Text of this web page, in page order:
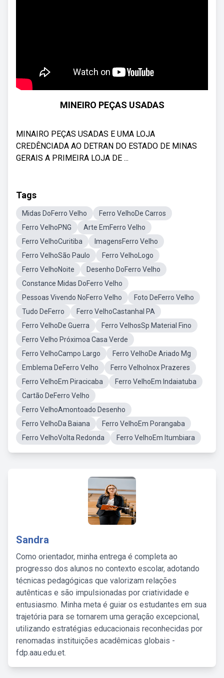
MINEIRO PEÇAS USADAS
MINAIRO PEÇAS USADAS E UMA LOJA
CREDÊNCIADA AO DETRAN DO ESTADO DE MINAS
GERAIS A PRIMEIRA LOJA DE ...
Tags
Midas DoFerro Velho
Ferro VelhoDe Carros
Ferro VelhoPNG
Arte EmFerro Velho
Ferro VelhoCuritiba
ImagensFerro Velho
Ferro VelhoSão Paulo
Ferro VelhoLogo
Ferro VelhoNoite
Desenho DoFerro Velho
Constance Midas DoFerro Velho
Pessoas Vivendo NoFerro Velho
Foto DeFerro Velho
Tudo DeFerro
Ferro VelhoCastanhal PA
Ferro VelhoDe Guerra
Ferro VelhosSp Material Fino
Ferro Velho Próximoa Casa Verde
Ferro VelhoCampo Largo
Ferro VelhoDe Ariado Mg
Emblema DeFerro Velho
Ferro VelhoInox Prazeres
Ferro VelhoEm Piracicaba
Ferro VelhoEm Indaiatuba
Cartão DeFerro Velho
Ferro VelhoAmontoado Desenho
Ferro VelhoDa Baiana
Ferro VelhoEm Porangaba
Ferro VelhoVolta Redonda
Ferro VelhoEm Itumbiara
Sandra
Como orientador, minha entrega é completa ao
progresso dos alunos no contexto escolar, adotando
técnicas pedagógicas que valorizam relações
autênticas e são impulsionadas por criatividade e
entusiasmo. Minha meta é guiar os estudantes em sua
trajetória para se tornarem uma geração excepcional,
utilizando estratégias educacionais reconhecidas por
renomadas instituições acadêmicas globais -
fdp.aau.edu.et.